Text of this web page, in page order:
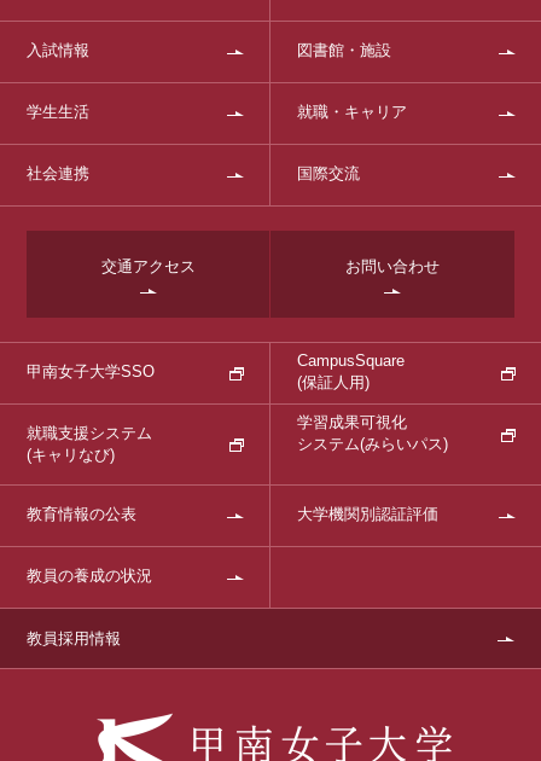
入試情報 図書館・施設
学生生活 就職・キャリア
社会連携 国際交流
交通アクセス お問い合わせ
甲南女子大学SSO
CampusSquare
(保証人用)
就職支援システム
(キャリなび)
学習成果可視化
システム(みらいパス)
教育情報の公表 大学機関別認証評価
教員の養成の状況
教員採用情報